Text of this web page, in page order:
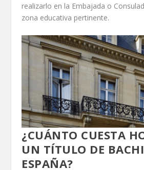
realizarlo en la Embajada o
zona educativa pertinente.
¿CUÁNTO CUESTA
UN TÍTULO DE
ESPAÑA?